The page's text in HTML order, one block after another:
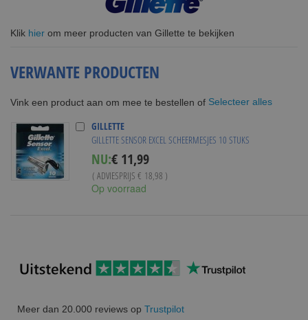
Klik hier om meer producten van Gillette te bekijken
VERWANTE PRODUCTEN
Vink een product aan om mee te bestellen of Selecteer alles
GILLETTE
GILLETTE SENSOR EXCEL SCHEERMESJES 10 STUKS
NU:Special
Price
€ 11,99
( ADVIESPRIJS € 18,98 )
Op voorraad
Meer dan 20.000 reviews op Trustpilot